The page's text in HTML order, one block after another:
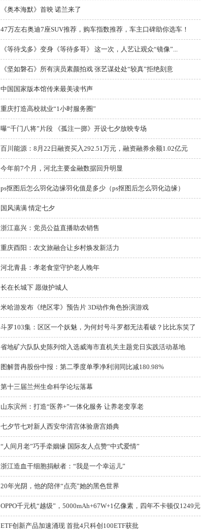
《奥本海默》首映 诺兰来了
47万左右奥迪7座SUV推荐，购车指数推荐，车主口碑助你选车！
《等待戈多》变身《等待多哥》 这一次，人艺让观众“镜像”...
《坚如磐石》所有演员素颜拍戏 张艺谋处处“较真”拒绝刻意
中国国家版本馆传来最美读书声
重庆打造高校就业“1小时服务圈”
曝“千门八将”片段 《孤注一掷》开设七夕放映专场
百川能源：8月22日融资买入292.51万元，融资融券余额1.02亿元
今年前7个月，河北主要金融数据回升明显
ps抠图后怎么羽化边缘羽化值是多少（ps抠图后怎么羽化边缘）
国风满满 情定七夕
浙江嘉兴：党员公益直播助农销售
重庆酉阳：农文旅融合让乡村焕发新活力
河北青县：孝老食堂守护老人晚年
长在长城下 愿做护城人
米哈游发布《绝区零》预告片 3D动作角色扮演游戏
斗罗103集：区区一个妖魅，为何封号斗罗都无法看破？比比东笑了
省地矿六队队史陈列馆入选威海市直机关主题党日实践活动基地
图解普冉股份中报：第二季度单季净利润同比减180.98%
第十三届兰州生命科学论坛落幕
山东滨州：打造“医养+”一体化服务 让养老变享老
七夕节七对新人西安华清宫体验唐宫婚典
“人间月老”巧手牵姻缘 国际友人点赞“中式爱情”
浙江造血干细胞捐献者：“我是一个幸运儿”
20年光阴，他的陪伴“点亮”她的黑色世界
OPPO千元机“越级”，5000mAh+67W+1亿像素，四年不卡顿仅1249元
ETF创新产品加速涌现 首批4只科创100ETF获批